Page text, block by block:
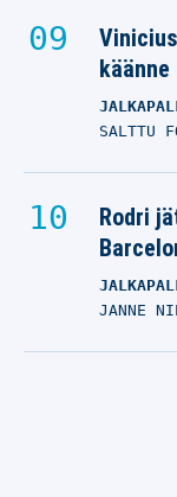
SALTTU
Rodri
JANNE